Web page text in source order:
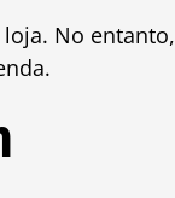
No entanto,